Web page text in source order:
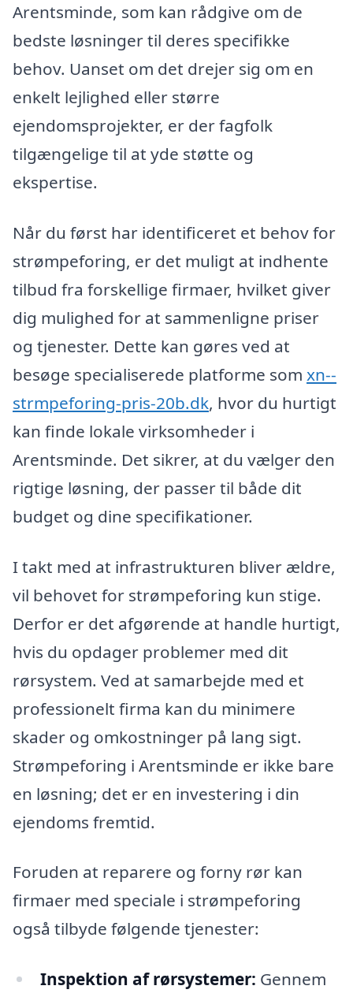
Arentsminde, som kan rådgive om de
bedste løsninger til deres specifikke
behov. Uanset om det drejer sig om en
enkelt lejlighed eller større
ejendomsprojekter, er der fagfolk
tilgængelige til at yde støtte og
ekspertise.
Når du først har identificeret et behov for
strømpeforing, er det muligt at indhente
tilbud fra forskellige firmaer, hvilket giver
dig mulighed for at sammenligne priser
og tjenester. Dette kan gøres ved at
besøge specialiserede platforme som xn--
strmpeforing-pris-20b.dk, hvor du hurtigt
kan finde lokale virksomheder i
Arentsminde. Det sikrer, at du vælger den
rigtige løsning, der passer til både dit
budget og dine specifikationer.
I takt med at infrastrukturen bliver ældre,
vil behovet for strømpeforing kun stige.
Derfor er det afgørende at handle hurtigt,
hvis du opdager problemer med dit
rørsystem. Ved at samarbejde med et
professionelt firma kan du minimere
skader og omkostninger på lang sigt.
Strømpeforing i Arentsminde er ikke bare
en løsning; det er en investering i din
ejendoms fremtid.
Foruden at reparere og forny rør kan
firmaer med speciale i strømpeforing
også tilbyde følgende tjenester:
Inspektion af rørsystemer: Gennem